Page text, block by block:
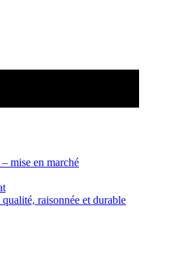
mise en marché
raisonnée et durable